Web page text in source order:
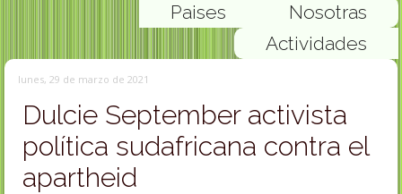
Nosotras
Paises
Actividades
lunes, 29 de marzo de 2021
Dulcie September activista
política sudafricana contra el
apartheid